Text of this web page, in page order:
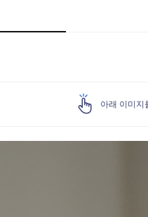
아래 이미지